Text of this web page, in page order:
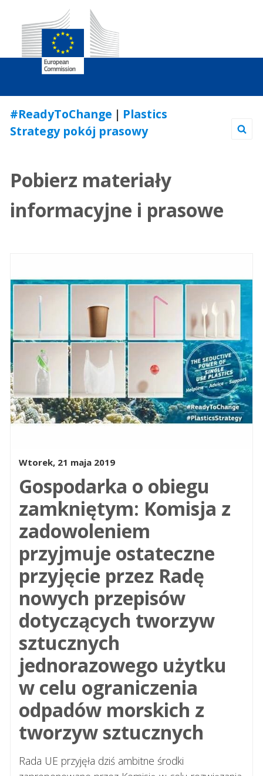
to
Content
#ReadyToChange | Plastics
Strategy pokój prasowy
Pobierz materiały
informacyjne i prasowe
Gospodarka o obiegu
zamkniętym: Komisja z
zadowoleniem
przyjmuje ostateczne
przyjęcie przez Radę
nowych przepisów
dotyczących tworzyw
sztucznych
jednorazowego użytku
w celu ograniczenia
odpadów morskich z
tworzyw sztucznych
Rada UE przyjęła dziś ambitne środki
Wtorek, 21 maja 2019